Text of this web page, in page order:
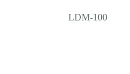
LDM-100